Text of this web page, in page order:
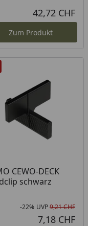
42,72 CHF
Zum Produkt
Preis
CEWO-DECK
schwarz
-22% UVP9,21 CHF
7,18 CHF